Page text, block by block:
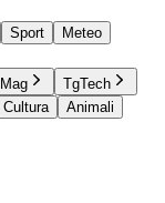
Sport
Meteo
TgTech
Cultura
Animali